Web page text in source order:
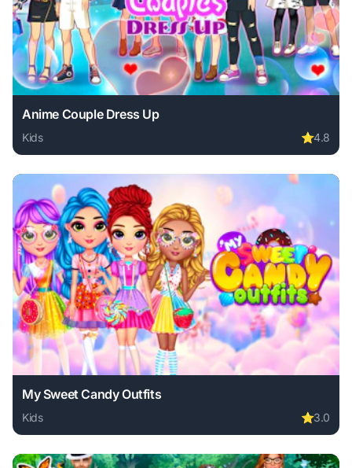
Anime Couple Dress Up
Kids ⭐4.8
Play Anime Couple Dress Up online free. kids game, no
My Sweet Candy Outfits
Kids ⭐3.0
Play My Sweet Candy Outfits online free. kids game, no